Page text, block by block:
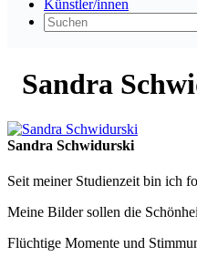
Künstler/innen
Sandra
Sandra Schwidurski
Seit meiner Studienzeit bin ich
Meine Bilder sollen die
Flüchtige Momente und